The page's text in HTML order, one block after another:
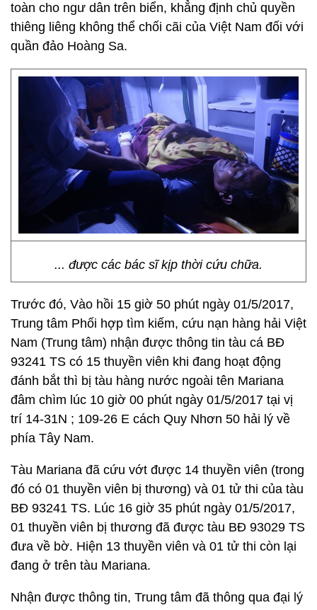
toàn cho ngư dân trên biển, khẳng định chủ quyền
thiêng liêng không thể chối cãi của Việt Nam đối với
quần đảo Hoàng Sa.
... được các bác sĩ kịp thời cứu chữa.
Trước đó, Vào hồi 15 giờ 50 phút ngày 01/5/2017,
Trung tâm Phối hợp tìm kiếm, cứu nạn hàng hải Việt
Nam (Trung tâm) nhận được thông tin tàu cá BĐ
93241 TS có 15 thuyền viên khi đang hoạt động
đánh bắt thì bị tàu hàng nước ngoài tên Mariana
đâm chìm lúc 10 giờ 00 phút ngày 01/5/2017 tại vị
trí 14-31N ; 109-26 E cách Quy Nhơn 50 hải lý về
phía Tây Nam.
Tàu Mariana đã cứu vớt được 14 thuyền viên (trong
đó có 01 thuyền viên bị thương) và 01 tử thi của tàu
BĐ 93241 TS. Lúc 16 giờ 35 phút ngày 01/5/2017,
01 thuyền viên bị thương đã được tàu BĐ 93029 TS
đưa về bờ. Hiện 13 thuyền viên và 01 tử thi còn lại
đang ở trên tàu Mariana.
Nhận được thông tin, Trung tâm đã thông qua đại lý